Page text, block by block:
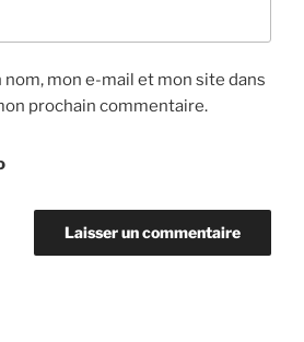
mon e-mail et mon site dans
prochain commentaire.